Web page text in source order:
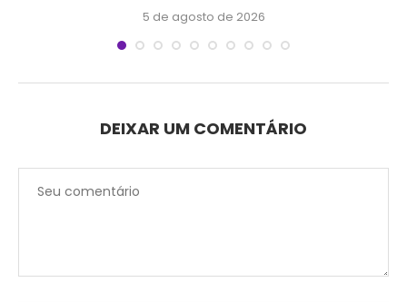
5 de agosto de 2026
DEIXAR UM COMENTÁRIO